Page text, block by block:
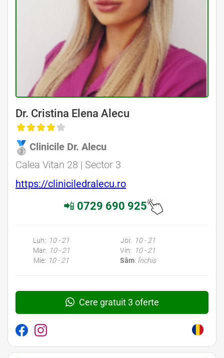
Dr. Cristina Elena Alecu
Clinicile Dr. Alecu
Calea Vitan 28 | Sector 3
https://cliniciledralecu.ro
📲 0729 690 925
Lun: 10 - 21
Mar: 10 - 21
Mie: 10 - 21
Joi:
10 - 21
Vin:
10 - 21
Sâm: Închis
Cere gratuit 3 oferte